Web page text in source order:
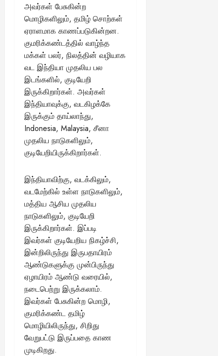
அவர்கள் பேசுகின்ற
மொழிகளிலும், தமிழ் சொற்கள்
ஏராளமாக காணப்படுகின்றன.
குமரிக்கண்டத்தில் வாழ்ந்த
மக்கள் பலர், நிலத்தின் வழியாக
வட இந்தியா முதலிய பல
இடங்களில், குடியேறி
இருக்கிறார்கள். அவர்கள்
இந்தியாவுக்கு, வடகிழக்கே
இருக்கும் தாய்லாந்து,
Indonesia, Malaysia, சீனா
முதலிய நாடுகளிலும்,
குடியேறியிருக்கிறார்கள்.
இந்தியாவிற்கு, வடக்கிலும்,
வடமேற்கில் உள்ள நாடுகளிலும்,
மத்திய ஆசிய முதலிய
நாடுகளிலும், குடியேறி
இருக்கிறார்கள். இப்படி
இவர்கள் குடியேறிய நிகழ்ச்சி,
இன்றிலிருந்து இருபதாயிரம்
ஆண்டுகளுக்கு முன்பிருந்து
ஏழாயிரம் ஆண்டு வரையில்,
நடைபெற்று இருக்கலாம்.
இவர்கள் பேசுகின்ற மொழி,
குமரிக்கண்ட தமிழ்
மொழியிலிருந்து, சிறிது
வேறுபட்டு இருப்பதை காண
முடிகிறது.